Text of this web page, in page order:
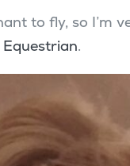
to fly, so
Equestrian.